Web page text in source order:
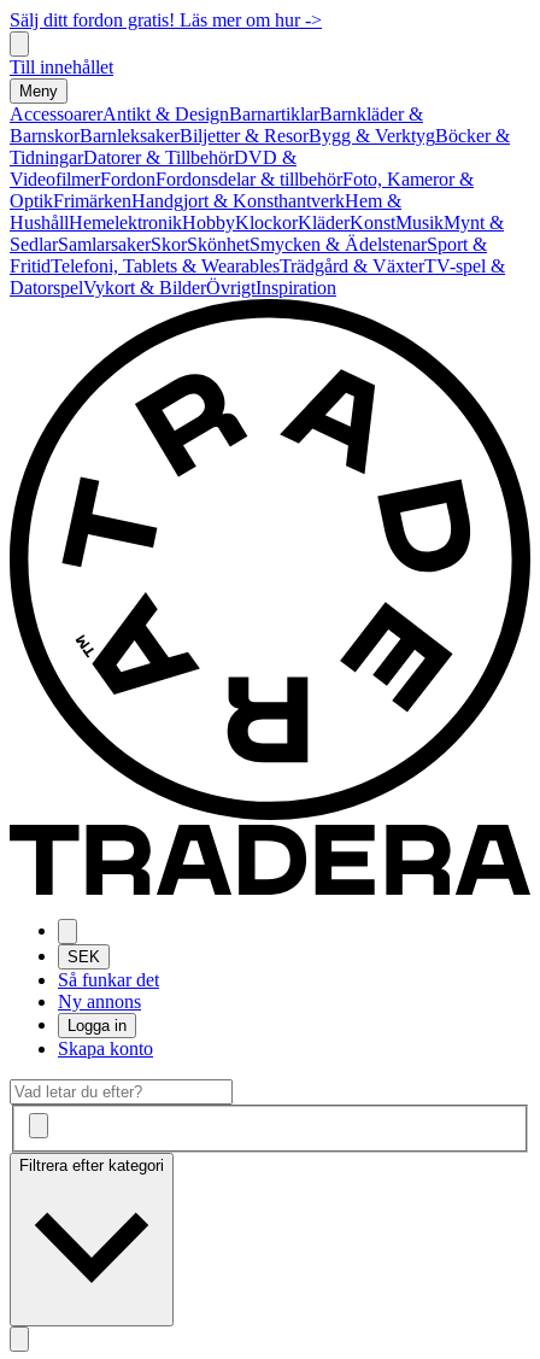
Sälj ditt fordon gratis! Läs mer om hur ->
Till innehållet
Meny
AccessoarerAntikt & DesignBarnartiklarBarnkläder &
BarnskorBarnleksakerBiljetter & ResorBygg & VerktygBöcker &
TidningarDatorer & TillbehörDVD &
VideofilmerFordonFordonsdelar & tillbehörFoto, Kameror &
OptikFrimärkenHandgjort & KonsthantverkHem &
HushållHemelektronikHobbyKlockorKläderKonstMusikMynt &
SedlarSamlarsakerSkorSkönhetSmycken & ÄdelstenarSport &
FritidTelefoni, Tablets & WearablesTrädgård & VäxterTV-spel &
DatorspelVykort & BilderÖvrigtInspiration
SEK
Så funkar det
Ny annons
Logga in
Skapa konto
Filtrera efter kategori